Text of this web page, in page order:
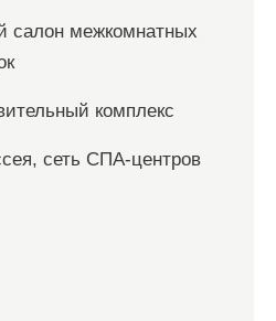
салон межкомнатных
комплекс
сеть СПА-центров